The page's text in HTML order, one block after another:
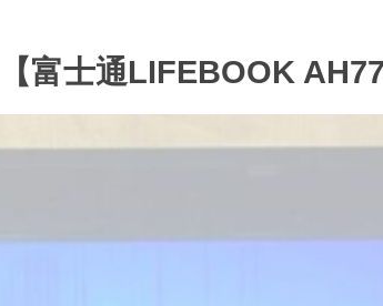
富士通LIFEBOOK